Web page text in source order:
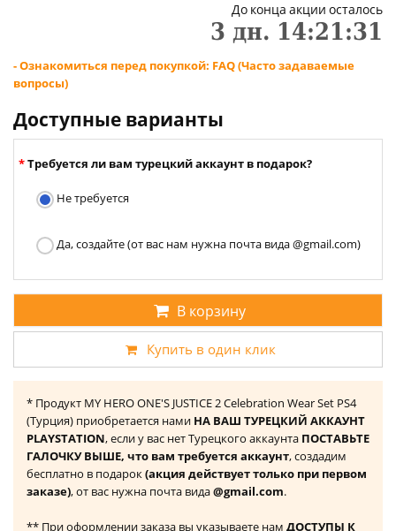
До конца акции осталось
3 дн. 14:21:30
- Ознакомиться перед покупкой: FAQ (Часто задаваемые
вопросы)
Доступные варианты
Требуется ли вам турецкий аккаунт в подарок?
Не требуется
Да, создайте (от вас нам нужна почта вида @gmail.com)
В корзину
Купить в один клик
* Продукт MY HERO ONE'S JUSTICE 2 Celebration Wear Set PS4
(Турция) приобретается нами НА ВАШ ТУРЕЦКИЙ АККАУНТ
PLAYSTATION, если у вас нет Турецкого аккаунта ПОСТАВЬТЕ
ГАЛОЧКУ ВЫШЕ, что вам требуется аккаунт, создадим
бесплатно в подарок(акция действует только при первом
заказе), от вас нужна почта вида@gmail.com.
** При оформлении заказа вы указываете нам ДОСТУПЫ К